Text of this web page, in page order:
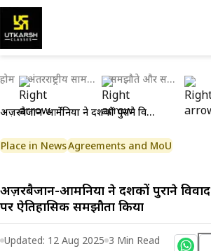
होम अंतरराष्ट्रीय सामयिकी समझौते और समझौता ज्ञापन
अज़रबैजान-आर्मेनिया ने दशकों पुराने विवाद पर ऐतिहासिक समझौता किया
Place in NewsAgreements and MoU
अज़रबैजान-आर्मेनिया ने दशकों पुराने विवाद
पर ऐतिहासिक समझौता किया
Updated: 12 Aug 2025 3 Min Read